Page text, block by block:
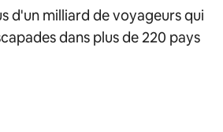
d'un milliard de voyageurs qui
dans plus de 220 pays